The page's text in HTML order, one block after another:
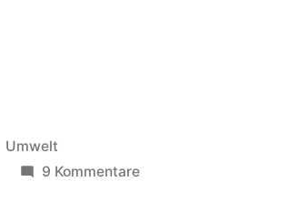
Veröffentlicht
Umwelt
9 Kommentarezu